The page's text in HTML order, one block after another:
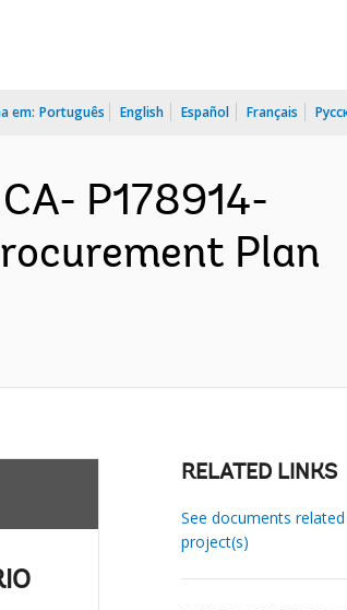
em: Português English Español Français
P178914-
Plan
RELATED LINKS
See documents
project(s)